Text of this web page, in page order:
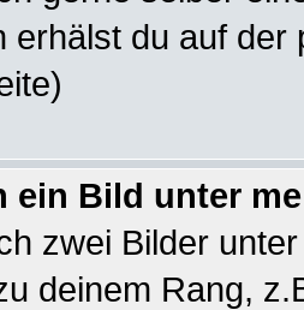
erhälst du auf
ein Bild unter
zwei Bilder
deinem Rang,